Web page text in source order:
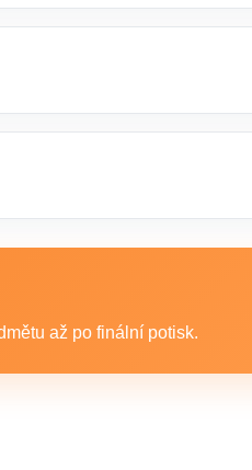
až po finální potisk.